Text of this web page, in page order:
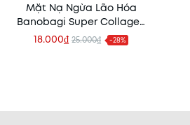
Mặt Nạ Ngừa Lão Hóa
Banobagi Super Collagen
Mask 24K Gold 30g (Nhập
18.000₫ 25.000₫ -28%